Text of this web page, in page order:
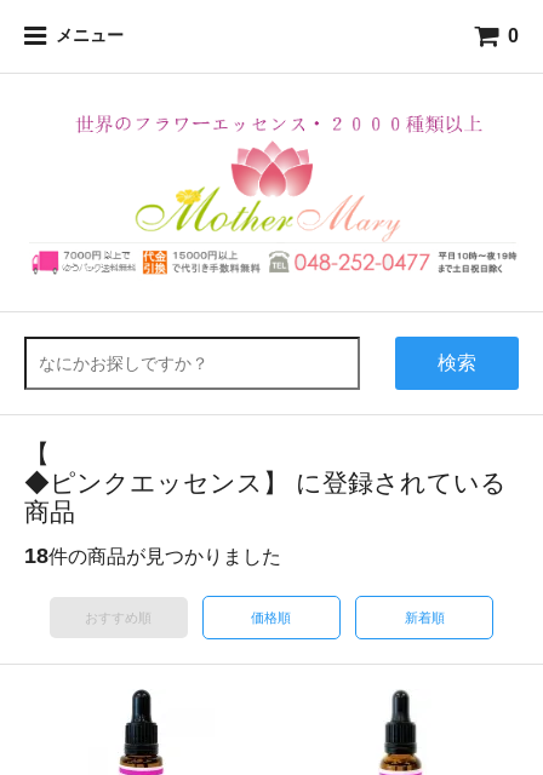
メニュー 0
検索
【
◆ピンクエッセンス】 に登録されている
商品
18件の商品が見つかりました
おすすめ順 価格順 新着順